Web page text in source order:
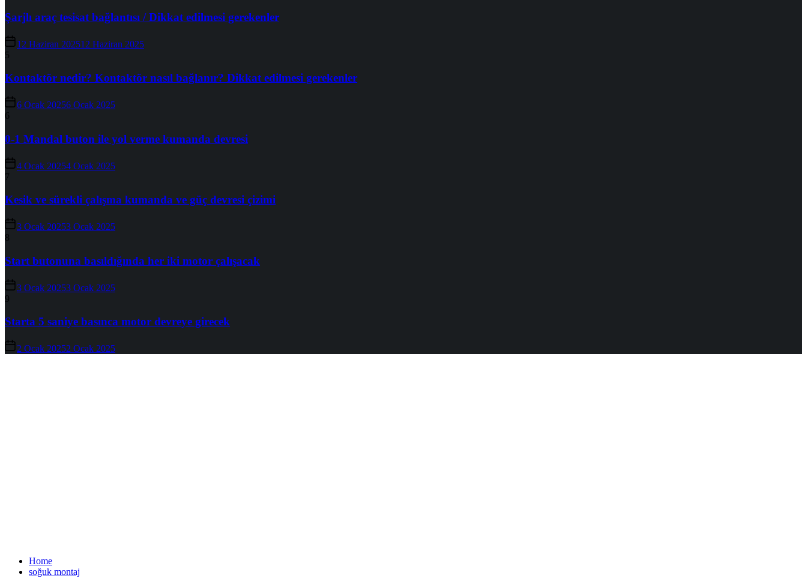
Şarjlı araç tesisat bağlantısı / Dikkat edilmesi gerekenler
12 Haziran 202512 Haziran 2025
5
Kontaktör nedir? Kontaktör nasıl bağlanır? Dikkat edilmesi gerekenler
6 Ocak 20256 Ocak 2025
6
0-1 Mandal buton ile yol verme kumanda devresi
4 Ocak 20254 Ocak 2025
7
Kesik ve sürekli çalışma kumanda ve güç devresi çizimi
3 Ocak 20253 Ocak 2025
8
Start butonuna basıldığında her iki motor çalışacak
3 Ocak 20253 Ocak 2025
9
Starta 5 saniye basınca motor devreye girecek
2 Ocak 20252 Ocak 2025
Home
soğuk montaj